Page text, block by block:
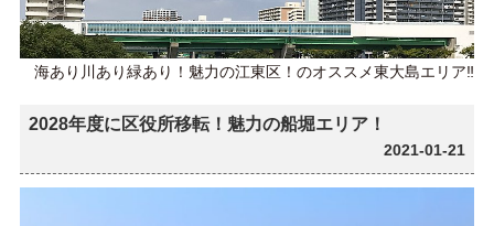
海あり川あり緑あり！魅力の江東区！のオススメ東大島エリア‼
2028年度に区役所移転！魅力の船堀エリア！
2021-01-21